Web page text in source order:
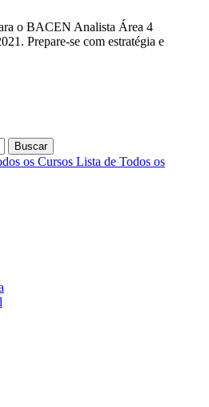
o BACEN Analista Área 4
Prepare-se com estratégia e
Buscar
os Cursos Lista de Todos os